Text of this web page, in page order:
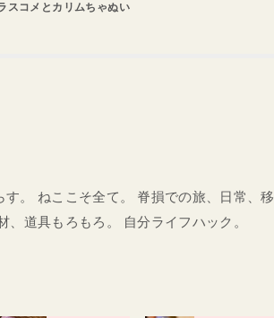
スコメとカリムちゃぬい
。 ねここそ全て。 脊損での旅、日常、移
道具もろもろ。 自分ライフハック。